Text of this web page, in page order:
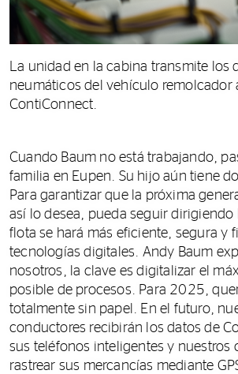
La unidad en la cabina transmite los
neumáticos del vehículo remolcador
ContiConnect.
Cuando Baum no está trabajando,
familia en Eupen. Su hijo aún tiene
Para garantizar que la próxima
así lo desea, pueda seguir dirigiendo
flota se hará más eficiente, segura y
tecnologías digitales. Andy Baum
nosotros, la clave es digitalizar el
posible de procesos. Para 2025,
totalmente sin papel. En el futuro,
conductores recibirán los datos de
sus teléfonos inteligentes y nuestros
rastrear sus mercancías mediante